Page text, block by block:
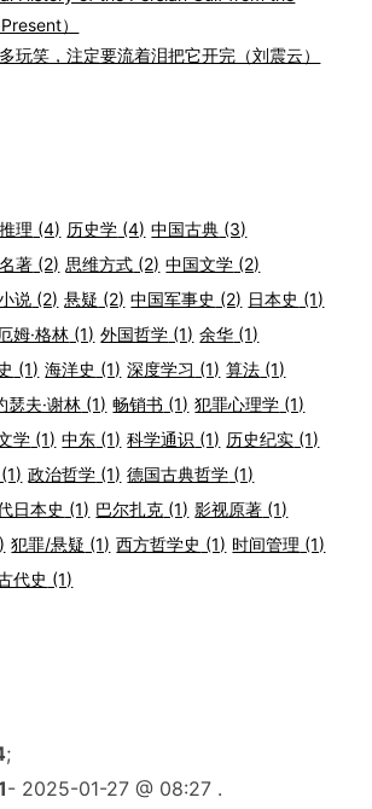
）
玩笑，注定要流着泪把它开完（刘震云）
理 (4) 历史学 (4) 中国古典 (3)
著 (2) 思维方式 (2) 中国文学 (2)
说 (2) 悬疑 (2) 中国军事史 (2) 日本史 (1)
姆·格林 (1) 外国哲学 (1) 余华 (1)
(1) 海洋史 (1) 深度学习 (1) 算法 (1)
瑟夫·谢林 (1) 畅销书 (1) 犯罪心理学 (1)
学 (1) 中东 (1) 科学通识 (1) 历史纪实 (1)
(1) 政治哲学 (1) 德国古典哲学 (1)
日本史 (1) 巴尔扎克 (1) 影视原著 (1)
犯罪/悬疑 (1) 西方哲学史 (1) 时间管理 (1)
代史 (1)
;
- 2025-01-27 @ 08:27 .